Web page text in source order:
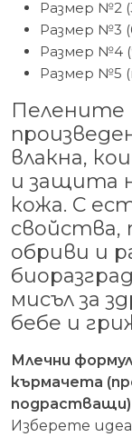
Размер №2
Размер №3
Размер №4
Размер №5
Пелените
влакна,
и защита
кожа. С
обриви и
мисъл за
бебе и
Млечни
кърмачета
подрастващи)
Изберете